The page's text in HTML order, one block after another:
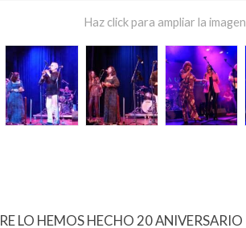
Haz click para ampliar la imagen
LO HEMOS HECHO 20 ANIVERSARIO